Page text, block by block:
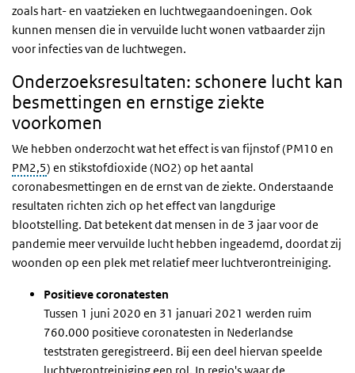
zoals hart- en vaatzieken en luchtwegaandoeningen. Ook
kunnen mensen die in vervuilde lucht wonen vatbaarder zijn
voor infecties van de luchtwegen.
Onderzoeksresultaten: schonere lucht kan
besmettingen en ernstige ziekte
voorkomen
We hebben onderzocht wat het effect is van fijnstof (PM10 en
PM2,5) en stikstofdioxide (NO2) op het aantal
coronabesmettingen en de ernst van de ziekte. Onderstaande
resultaten richten zich op het effect van langdurige
blootstelling. Dat betekent dat mensen in de 3 jaar voor de
pandemie meer vervuilde lucht hebben ingeademd, doordat zij
woonden op een plek met relatief meer luchtverontreiniging.
Positieve coronatesten
Tussen 1 juni 2020 en 31 januari 2021 werden ruim
760.000 positieve coronatesten in Nederlandse
teststraten geregistreerd. Bij een deel hiervan speelde